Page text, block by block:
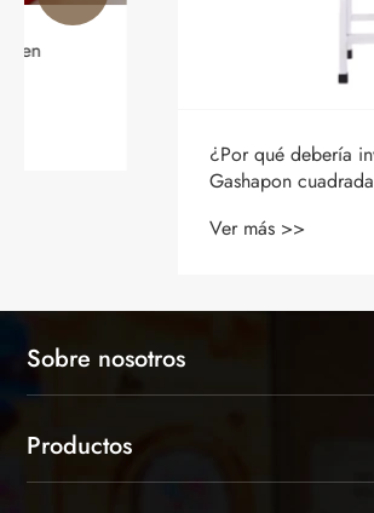
¿Por qué debería invertir en una
Gashapon cuadrada de una sola
Sobre nosotros
Productos